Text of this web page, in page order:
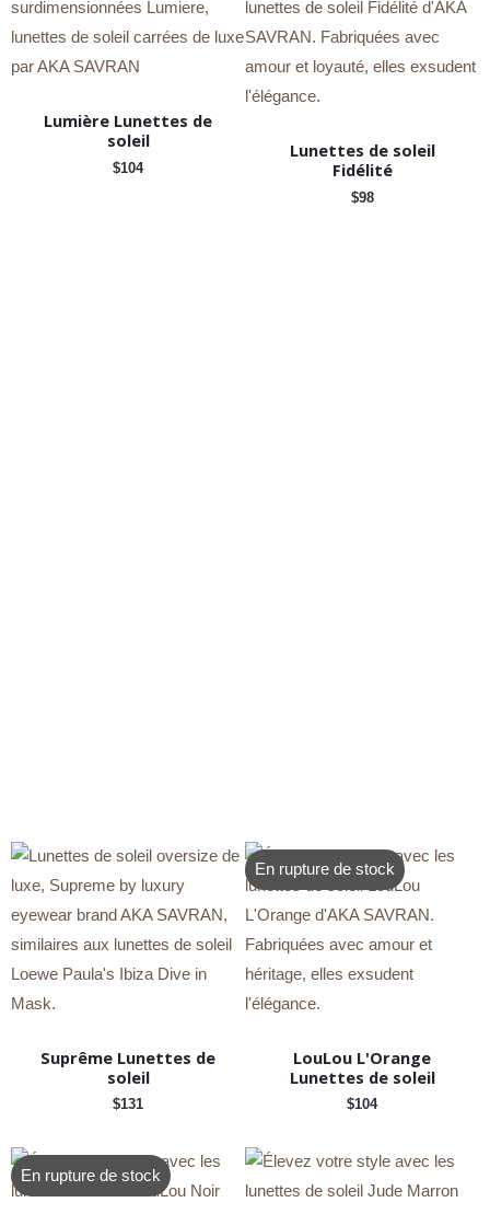
Lumière Lunettes de
soleil
$104
Lunettes de soleil
Fidélité
$98
Suprême Lunettes de
soleil
$131
En rupture de stock
LouLou L'Orange
Lunettes de soleil
$104
En rupture de stock